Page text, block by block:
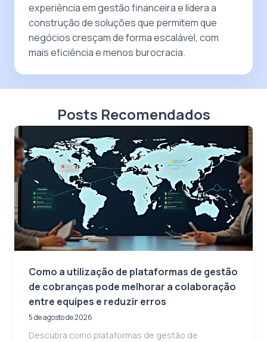
experiência em gestão financeira e lidera a
construção de soluções que permitem que
negócios cresçam de forma escalável, com
mais eficiência e menos burocracia.
Posts Recomendados
Como a utilização de plataformas de gestão
de cobranças pode melhorar a colaboração
entre equipes e reduzir erros
5 de agosto de 2026
Descubra como plataformas de gestão de